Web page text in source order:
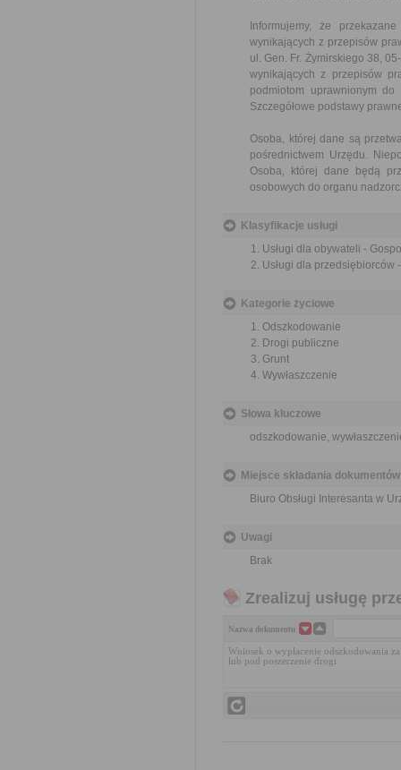
Informujemy, że
wynikających z przepisów
ul. Gen. Fr. Żymirskiego 38,
wynikających z przepisów
podmiotom uprawnionym
Szczegółowe podstawy
Osoba, której dane są
pośrednictwem Urzędu.
Osoba, której dane będą
osobowych do organu
Klasyfikacje usługi
Usługi dla obywateli -
Usługi dla
Kategorie życiowe
Odszkodowanie
Drogi publiczne
Grunt
Wywłaszczenie
Słowa kluczowe
odszkodowanie,
Miejsce składania dokumentów
Biuro Obsługi Interesanta w
Uwagi
Brak
Zrealizuj usługę
Nazwa dokumentu
Wniosek o wypłacenie odszkodowania
lub pod poszerzenie drogi